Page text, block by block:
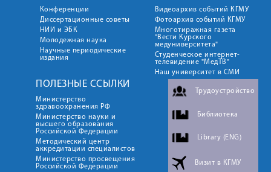
Конференции
Диссертационные советы
НИИ и ЭБК
Молодежная наука
Научные периодические
издания
Видеоархив событий КГМУ
Фотоархив событий КГМУ
Многотиражная газета
"Вести Курского
медуниверситета"
Студенческое интернет-
телевидение "МедТВ"
Наш университет в СМИ
ПОЛЕЗНЫЕ ССЫЛКИ
Министерство
здравоохранения РФ
Министерство науки и
высшего образования
Российской Федерации
Методический центр
аккредитации специалистов
Министерство просвещения
Российской Федерации
Трудоустройство
Библиотека
Library (ENG)
Визит в КГМУ